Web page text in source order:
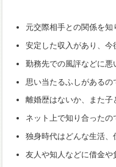
元交際相手との関係を知
安定した収入があり、
勤務先での風評などに
思い当たるふしがある
離婚歴はないか、また子
ネット上で知り合った
独身時代はどんな生活
友人や知人などに借金